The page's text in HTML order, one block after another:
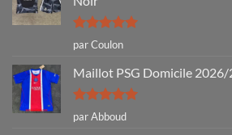
Note5sur
5
par Coulon
Maillot PSG Domicile
Note5sur
5
par Abboud